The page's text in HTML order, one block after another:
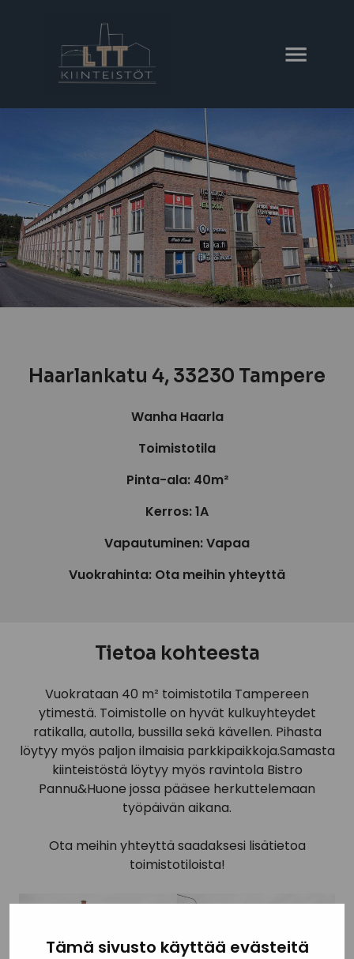
Tämä sivusto käyttää evästeitä
Haarlankatu 4, 33230 Tampere
Wanha Haarla
Toimistotila
Pinta-ala: 40m²
Kerros: 1A
Vapautuminen: Vapaa
Vuokrahinta: Ota meihin yhteyttä
Tietoa kohteesta
Vuokrataan 40 m² toimistotila Tampereen
ytimestä. Toimistolle on hyvät kulkuyhteydet
ratikalla, autolla, bussilla sekä kävellen. Pihasta
löytyy myös paljon ilmaisia parkkipaikkoja.Samasta
kiinteistöstä löytyy myös ravintola Bistro
Pannu&Huone jossa pääsee herkuttelemaan
työpäivän aikana.
Ota meihin yhteyttä saadaksesi lisätietoa
toimistotiloista!